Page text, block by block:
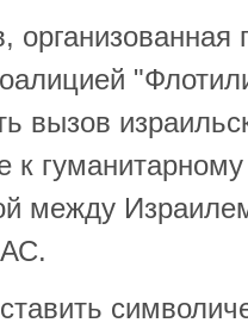
организованная
вызов
к
между